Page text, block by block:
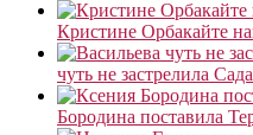
Кристине Орбакайте
чуть не застрелила
Бородина поставила